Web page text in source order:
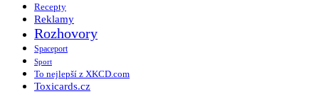
Recepty
Reklamy
Rozhovory
Spaceport
Sport
To nejlepší z XKCD.com
Toxicards.cz